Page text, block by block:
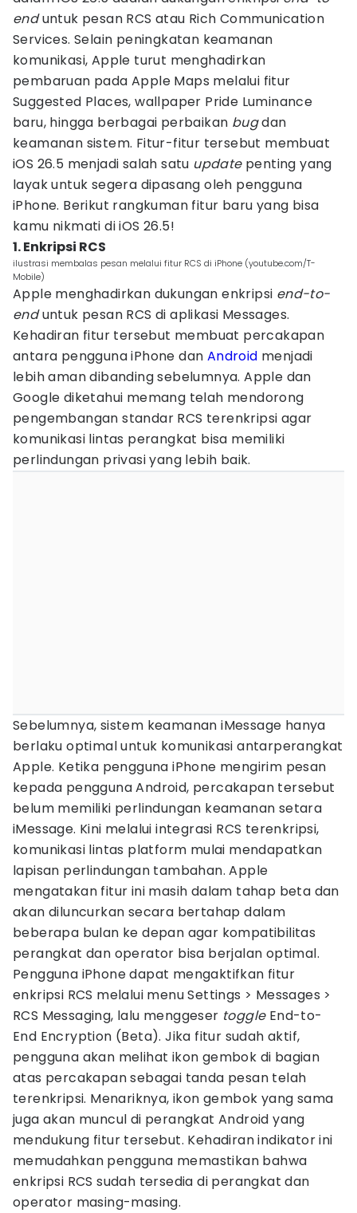
enduntuk pesan RCS atau Rich Communication
Services. Selain peningkatan keamanan
komunikasi, Apple turut menghadirkan
pembaruan pada Apple Maps melalui fitur
Suggested Places, wallpaper Pride Luminance
baru, hingga berbagai perbaikan bugdan
keamanan sistem. Fitur-fitur tersebut membuat
iOS 26.5 menjadi salah satu updatepenting yang
layak untuk segera dipasang oleh pengguna
iPhone. Berikut rangkuman fitur baru yang bisa
kamu nikmati di iOS 26.5!
1. Enkripsi RCS
ilustrasi membalas pesan melalui fitur RCS di iPhone (youtube.com/T-
Mobile)
Apple menghadirkan dukungan enkripsi end-to-
enduntuk pesan RCS di aplikasi Messages.
Kehadiran fitur tersebut membuat percakapan
antara pengguna iPhone dan Android menjadi
lebih aman dibanding sebelumnya. Apple dan
Google diketahui memang telah mendorong
pengembangan standar RCS terenkripsi agar
komunikasi lintas perangkat bisa memiliki
perlindungan privasi yang lebih baik.
Sebelumnya, sistem keamanan iMessage hanya
berlaku optimal untuk komunikasi antarperangkat
Apple. Ketika pengguna iPhone mengirim pesan
kepada pengguna Android, percakapan tersebut
belum memiliki perlindungan keamanan setara
iMessage. Kini melalui integrasi RCS terenkripsi,
komunikasi lintas platform mulai mendapatkan
lapisan perlindungan tambahan. Apple
mengatakan fitur ini masih dalam tahap beta dan
akan diluncurkan secara bertahap dalam
beberapa bulan ke depan agar kompatibilitas
perangkat dan operator bisa berjalan optimal.
Pengguna iPhone dapat mengaktifkan fitur
enkripsi RCS melalui menu Settings > Messages >
RCS Messaging, lalu menggeser toggleEnd-to-
End Encryption (Beta). Jika fitur sudah aktif,
pengguna akan melihat ikon gembok di bagian
atas percakapan sebagai tanda pesan telah
terenkripsi. Menariknya, ikon gembok yang sama
juga akan muncul di perangkat Android yang
mendukung fitur tersebut. Kehadiran indikator ini
memudahkan pengguna memastikan bahwa
enkripsi RCS sudah tersedia di perangkat dan
operator masing-masing.